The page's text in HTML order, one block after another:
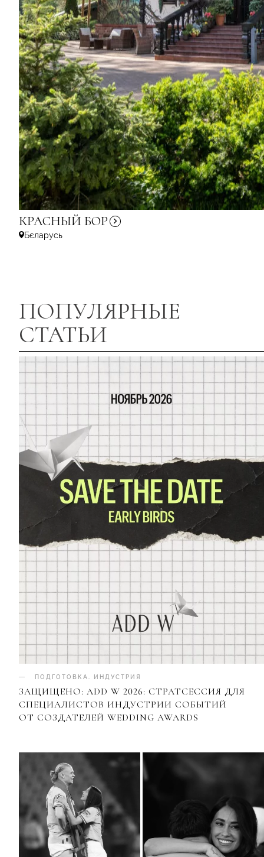
КРАСНЫЙ БОР
Бєларусь
ПОПУЛЯРНЫЕ
СТАТЬИ
ПОДГОТОВКА. ИНДУСТРИЯ
ЗАЩИЩЕНО: ADD W 2026: СТРАТСЕССИЯ ДЛЯ
СПЕЦИАЛИСТОВ ИНДУСТРИИ СОБЫТИЙ
ОТ СОЗДАТЕЛЕЙ WEDDING AWARDS